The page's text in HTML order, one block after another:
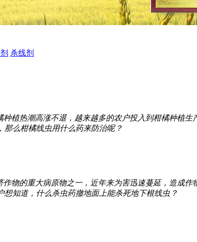
杀线剂
植热潮高涨不退，越来越多的农户投入到柑橘种植
么柑橘线虫用什么药来防治呢？
物的重大病原物之一，近年来为害迅速蔓延，造成
想知道，什么杀虫药撤地面上能杀死地下根线虫？